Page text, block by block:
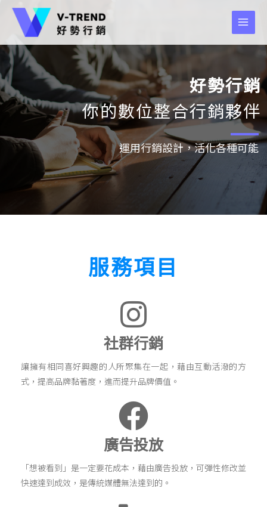
好勢行銷
你的數位整合行銷夥伴
運用行銷設計，活化各種可能
服務項目
社群行銷
讓擁有相同喜好興趣的人所聚集在一起，藉由互動活潑的方
式，提高品牌黏著度，進而提升品牌價值。
廣告投放
「想被看到」是一定要花成本，藉由廣告投放，可彈性修改並
快速達到成效，是傳統媒體無法達到的。